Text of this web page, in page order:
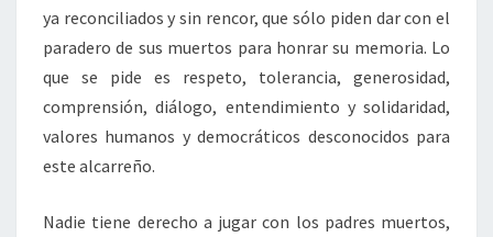
ya reconciliados y sin rencor, que sólo piden dar con el
paradero de sus muertos para honrar su memoria. Lo
que se pide es respeto, tolerancia, generosidad,
comprensión, diálogo, entendimiento y solidaridad,
valores humanos y democráticos desconocidos para
este alcarreño.
Nadie tiene derecho a jugar con los padres muertos,